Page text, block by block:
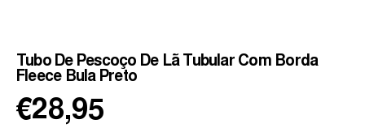
Tubo De Pescoço De Lã Tubular Com Borda
Fleece Bula Preto
€28,95